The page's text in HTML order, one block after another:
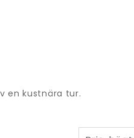
en kustnära tur.